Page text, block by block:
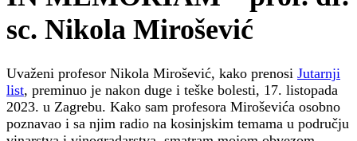
>
sc. Nikola Mirošević
Uvaženi profesor Nikola Mirošević, kako prenosi Jutarnji
list, preminuo je nakon duge i teške bolesti, 17. listopada
2023. u Zagrebu. Kako sam profesora Miroševića osobno
poznavao i sa njim radio na kosinjskim temama u području